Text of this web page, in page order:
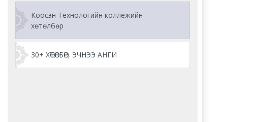
Коосэн Технологийн коллежийн
хөтөлбөр
30+ ХӨТӨЛБӨР, ЭЧНЭЭ АНГИ